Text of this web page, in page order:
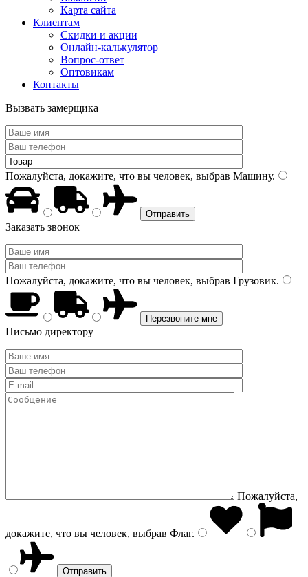
Карта сайта
Клиентам
Скидки и акции
Онлайн-калькулятор
Вопрос-ответ
Оптовикам
Контакты
Вызвать замерщика
Пожалуйста, докажите, что вы человек, выбрав Машину.
Заказать звонок
Пожалуйста, докажите, что вы человек, выбрав Грузовик.
Письмо директору
Пожалуйста,
докажите, что вы человек, выбрав Флаг.